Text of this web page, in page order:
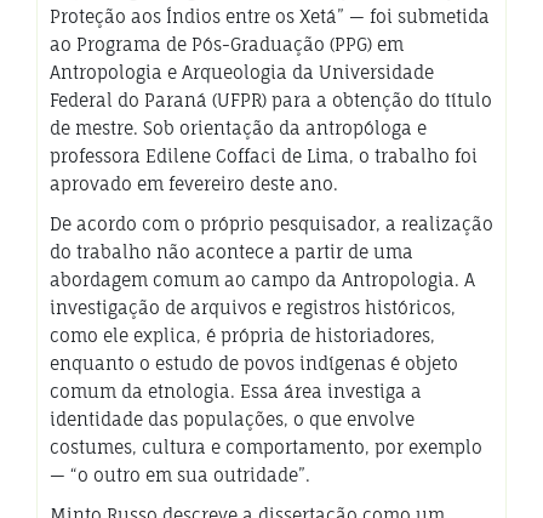
Proteção aos Índios entre os Xetá” — foi submetida
ao Programa de Pós-Graduação (PPG) em
Antropologia e Arqueologia da Universidade
Federal do Paraná (UFPR) para a obtenção do título
de mestre. Sob orientação da antropóloga e
professora Edilene Coffaci de Lima, o trabalho foi
aprovado em fevereiro deste ano.
De acordo com o próprio pesquisador, a realização
do trabalho não acontece a partir de uma
abordagem comum ao campo da Antropologia. A
investigação de arquivos e registros históricos,
como ele explica, é própria de historiadores,
enquanto o estudo de povos indígenas é objeto
comum da etnologia. Essa área investiga a
identidade das populações, o que envolve
costumes, cultura e comportamento, por exemplo
— “o outro em sua outridade”.